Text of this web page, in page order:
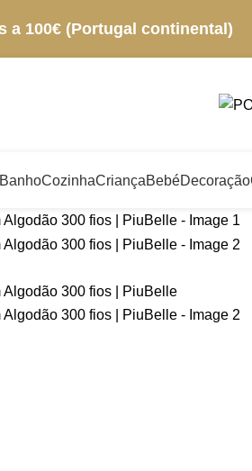
a 100€ (Portugal continental)
BanhoCozinhaCriançaBebéDecoração